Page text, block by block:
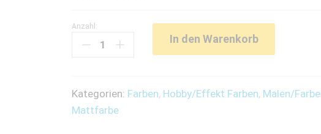
Acryl-
Mattfarbe
Graphitgrau
quantity
Anzahl:
In den Warenkorb
Kategorien: Farben, Hobby/Effekt Farben, Malen/
Mattfarbe